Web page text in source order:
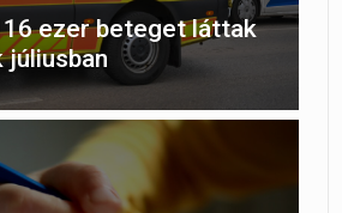
ezer beteget láttak
júliusban